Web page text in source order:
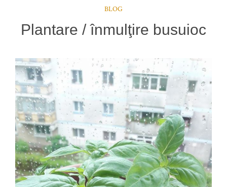
BLOG
Plantare / înmulţire busuioc